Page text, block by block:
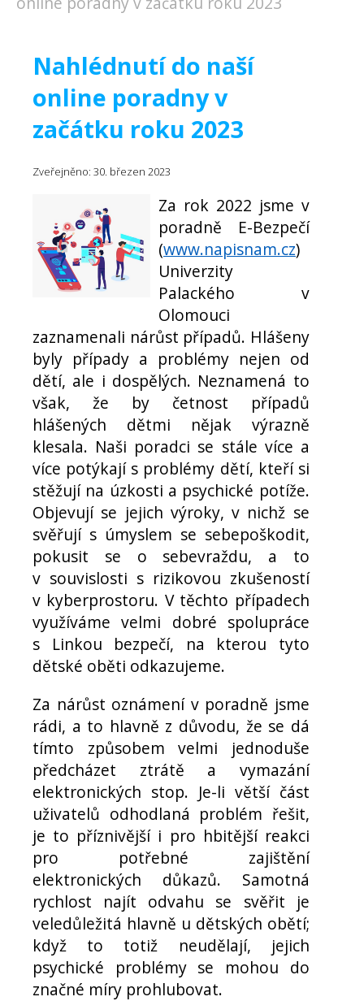
Nahlédnutí do naší
online poradny v
začátku roku 2023
Zveřejněno: 30. březen 2023
Za rok 2022 jsme v
poradně E-Bezpečí
(www.napisnam.cz)
Univerzity
Palackého v
Olomouci
zaznamenali nárůst případů. Hlášeny
byly případy a problémy nejen od
dětí, ale i dospělých. Neznamená to
však, že by četnost případů
hlášených dětmi nějak výrazně
klesala. Naši poradci se stále více a
více potýkají s problémy dětí, kteří si
stěžují na úzkosti a psychické potíže.
Objevují se jejich výroky, v nichž se
svěřují s úmyslem se sebepoškodit,
pokusit se o sebevraždu, a to
v souvislosti s rizikovou zkušeností
v kyberprostoru. V těchto případech
využíváme velmi dobré spolupráce
s Linkou bezpečí, na kterou tyto
dětské oběti odkazujeme.
Za nárůst oznámení v poradně jsme
rádi, a to hlavně z důvodu, že se dá
tímto způsobem velmi jednoduše
předcházet ztrátě a vymazání
elektronických stop. Je-li větší část
uživatelů odhodlaná problém řešit,
je to příznivější i pro hbitější reakci
pro potřebné zajištění
elektronických důkazů. Samotná
rychlost najít odvahu se svěřit je
veledůležitá hlavně u dětských obětí;
když to totiž neudělají, jejich
psychické problémy se mohou do
značné míry prohlubovat.